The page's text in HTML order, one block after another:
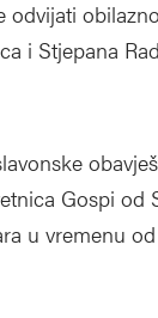
odvijati
i Stjepana
Gospi
u vremenu